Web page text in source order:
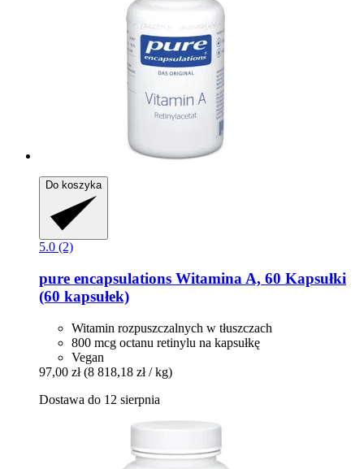
Do koszyka
5.0 (2)
pure encapsulations Witamina A, 60 Kapsułki
(60 kapsułek)
Witamin rozpuszczalnych w tłuszczach
800 mcg octanu retinylu na kapsułkę
Vegan
97,00 zł (8 818,18 zł / kg)
Dostawa do 12 sierpnia